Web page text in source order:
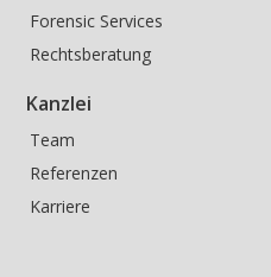
Forensic Services
Rechtsberatung
Kanzlei
Team
Referenzen
Karriere